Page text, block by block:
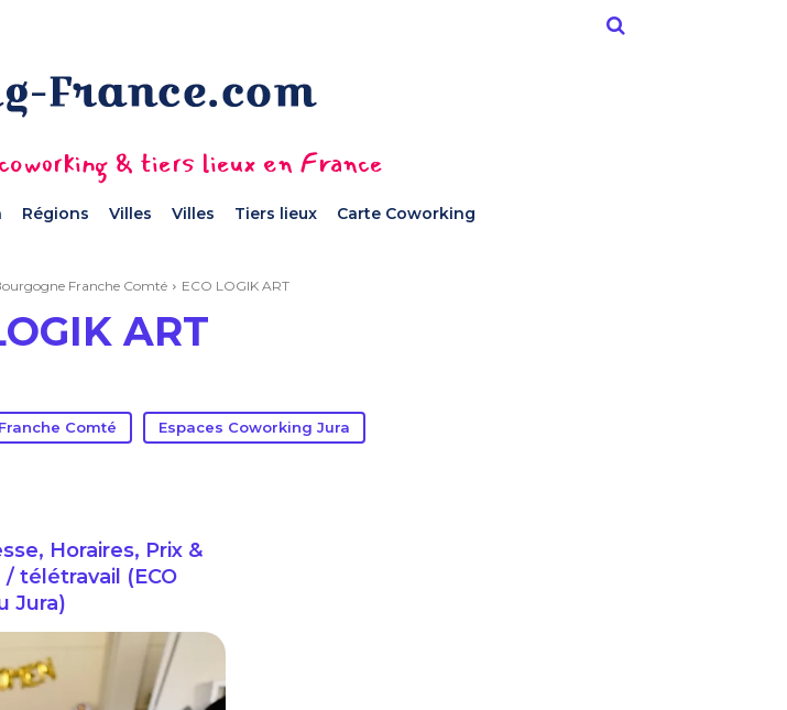
& tiers lieux en France
Régions Villes Villes Tiers lieux Carte Coworking
Franche Comté ECO LOGIK ART
ART
Comté Espaces Coworking Jura
Horaires, Prix &
télétravail (ECO
Jura)